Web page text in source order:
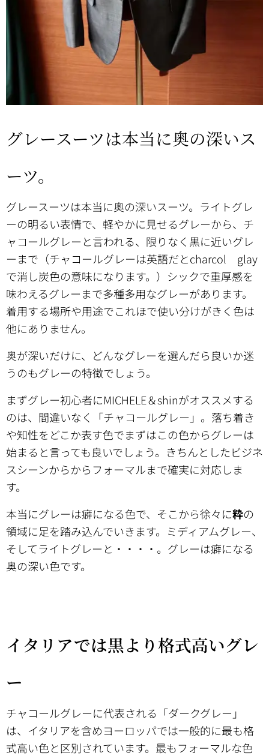
グレースーツは本当に奥の深いス
ーツ。
グレースーツは本当に奥の深いスーツ。ライトグレ
ーの明るい表情で、軽やかに見せるグレーから、チ
ャコールグレーと言われる、限りなく黒に近いグレ
ーまで（チャコールグレーは英語だとcharcol glay
で消し炭色の意味になります。）シックで重厚感を
味わえるグレーまで多種多用なグレーがあります。
着用する場所や用途でこれほで使い分けがきく色は
他にありません。
奥が深いだけに、どんなグレーを選んだら良いか迷
うのもグレーの特徴でしょう。
まずグレー初心者にMICHELE＆shinがオススメする
のは、間違いなく「チャコールグレー」。落ち着き
や知性をどこか表す色でまずはこの色からグレーは
始まると言っても良いでしょう。きちんとしたビジネ
スシーンからからフォーマルまで確実に対応しま
す。
本当にグレーは癖になる色で、そこから徐々に粋の
領域に足を踏み込んでいきます。ミディアムグレー、
そしてライトグレーと・・・・。グレーは癖になる
奥の深い色です。
イタリアでは黒より格式高いグレ
ー
チャコールグレーに代表される「ダークグレー」
は、イタリアを含めヨーロッパでは一般的に最も格
式高い色と区別されています。最もフォーマルな色